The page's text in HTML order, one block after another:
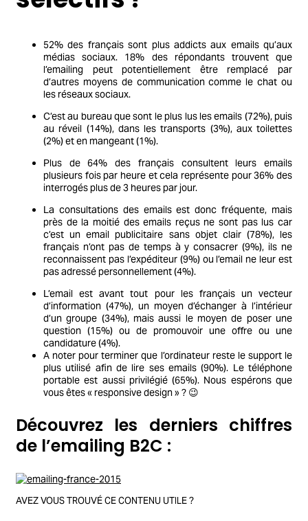
52% des français sont plus addicts aux emails qu’aux
médias sociaux. 18% des répondants trouvent que
l’emailing peut potentiellement être remplacé par
d’autres moyens de communication comme le chat ou
les réseaux sociaux.
C’est au bureau que sont le plus lus les emails (72%), puis
au réveil (14%), dans les transports (3%), aux toilettes
(2%) et en mangeant (1%).
Plus de 64% des français consultent leurs emails
plusieurs fois par heure et cela représente pour 36% des
interrogés plus de 3 heures par jour.
La consultations des emails est donc fréquente, mais
près de la moitié des emails reçus ne sont pas lus car
c’est un email publicitaire sans objet clair (78%), les
français n’ont pas de temps à y consacrer (9%), ils ne
reconnaissent pas l’expéditeur (9%) ou l’email ne leur est
pas adressé personnellement (4%).
L’email est avant tout pour les français un vecteur
d’information (47%), un moyen d’échanger à l’intérieur
d’un groupe (34%), mais aussi le moyen de poser une
question (15%) ou de promouvoir une offre ou une
candidature (4%).
A noter pour terminer que l’ordinateur reste le support le
plus utilisé afin de lire ses emails (90%). Le téléphone
portable est aussi privilégié (65%). Nous espérons que
vous êtes « responsive design » ? 😉
Découvrez les derniers chiffres
de l’emailing B2C :
AVEZ VOUS TROUVÉ CE CONTENU UTILE ?